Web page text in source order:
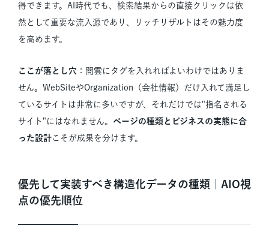
得できます。AI時代でも、検索結果からの直接クリックは依
然として重要な流入源であり、リッチリザルトはその魅力度
を高めます。
ここが落とし穴 ：闇雲にタグを入れればよいわけではありま
せん。WebSiteやOrganization（会社情報）だけ入れて満足し
ているサイトは非常に多いですが、それだけでは"指名される
サイト"にはなれません。 ページの種類とビジネスの実態に合
った設計こそが成果を分けます。
優先して実装すべき構造化データの種類｜AIO視
点の優先順位